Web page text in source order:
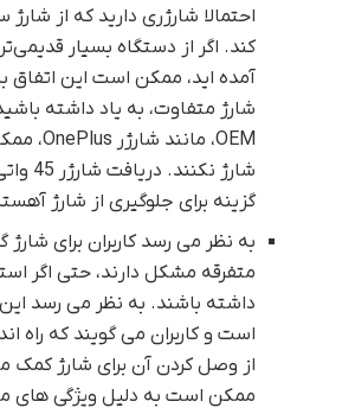
احتمالا شارژری دارید که از
آمده اید، ممکن است این اتفاق
شارژ متفاوت، به یاد داشته
شارژ
گزینه برای جلوگیری از شارژ
به نظر می رسد کاربران برای
متفرقه مشکل دارند، حتی اگر
داشته باشند. به نظر می رسد
است و کاربران می گویند که راه
از وصل کردن آن برای شارژ
ممکن است به دلیل ویژگی های